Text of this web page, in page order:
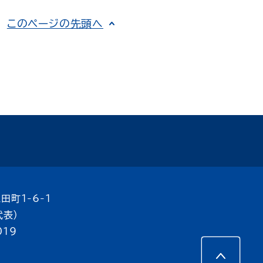
このページの先頭へ
町1-6-1
）